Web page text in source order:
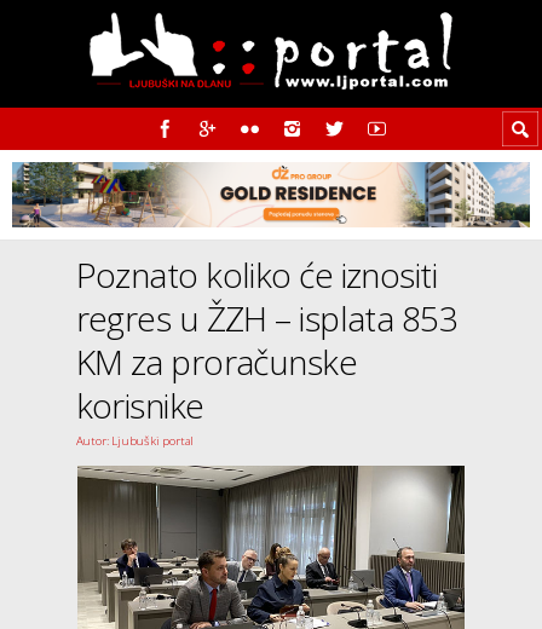
Poznato koliko će iznositi
regres u ŽZH – isplata 853
KM za proračunske
korisnike
Autor: Ljubuški portal